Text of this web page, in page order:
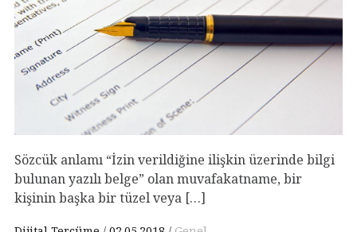
Sözcük anlamı “İzin verildiğine ilişkin üzerinde bilgi
bulunan yazılı belge” olan muvafakatname, bir
kişinin başka bir tüzel veya […]